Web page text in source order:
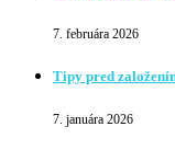
7. februára 2026
Tipy pred
7. januára 2026